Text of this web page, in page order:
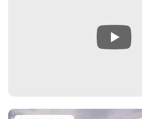
преимуществ «Квартала
комплекса расположено 9
транспорта, откуда ходят
Елизаветинской в сторону